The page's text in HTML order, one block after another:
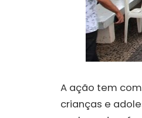
A ação tem
crianças e